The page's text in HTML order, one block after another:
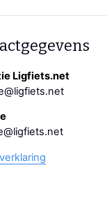
Ligfiets.net